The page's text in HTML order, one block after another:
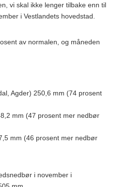
vi skal ikke lenger tilbake enn til
i Vestlandets hovedstad.
av normalen, og måneden
Agder) 250,6 mm (74 prosent
mm (47 prosent mer nedbør
mm (46 prosent mer nedbør
i november i